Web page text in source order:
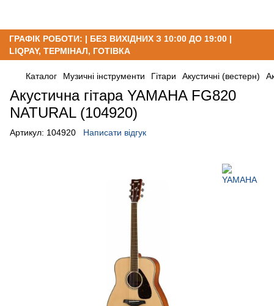
ГРАФІК РОБОТИ: | БЕЗ ВИХІДНИХ З 10:00 ДО 19:00 |
LIQPAY, ТЕРМІНАЛ, ГОТІВКА
Каталог Музичні інструменти Гітари Акустичні (вестерн)
Акустична гітара YAMAHA FG820
NATURAL (104920)
Артикул: 104920 Написати відгук